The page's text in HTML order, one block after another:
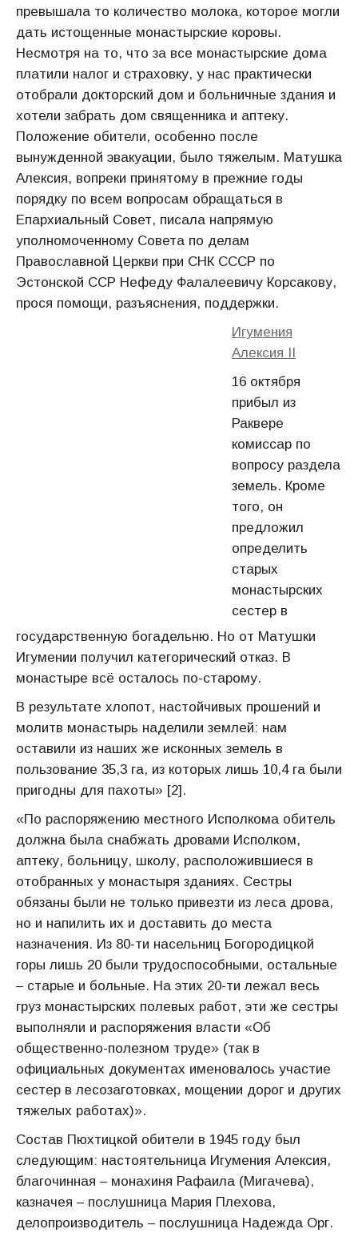
превышала то количество молока, которое могли
дать истощенные монастырские коровы.
Несмотря на то, что за все монастырские дома
платили налог и страховку, у нас практически
отобрали докторский дом и больничные здания и
хотели забрать дом священника и аптеку.
Положение обители, особенно после
вынужденной эвакуации, было тяжелым. Матушка
Алексия, вопреки принятому в прежние годы
порядку по всем вопросам обращаться в
Епархиальный Совет, писала напрямую
уполномоченному Совета по делам
Православной Церкви при СНК СССР по
Эстонской ССР Нефеду Фалалеевичу Корсакову,
прося помощи, разъяснения, поддержки.
Игумения
Алексия II
16 октября
прибыл из
Раквере
комиссар по
вопросу раздела
земель. Кроме
того, он
предложил
определить
старых
монастырских
сестер в
государственную богадельню. Но от Матушки
Игумении получил категорический отказ. В
монастыре всё осталось по-старому.
В результате хлопот, настойчивых прошений и
молитв монастырь наделили землей: нам
оставили из наших же исконных земель в
пользование 35,3 га, из которых лишь 10,4 га были
пригодны для пахоты» [2].
«По распоряжению местного Исполкома обитель
должна была снабжать дровами Исполком,
аптеку, больницу, школу, расположившиеся в
отобранных у монастыря зданиях. Сестры
обязаны были не только привезти из леса дрова,
но и напилить их и доставить до места
назначения. Из 80-ти насельниц Богородицкой
горы лишь 20 были трудоспособными, остальные
– старые и больные. На этих 20-ти лежал весь
груз монастырских полевых работ, эти же сестры
выполняли и распоряжения власти «Об
общественно-полезном труде» (так в
официальных документах именовалось участие
сестер в лесозаготовках, мощении дорог и других
тяжелых работах)».
Состав Пюхтицкой обители в 1945 году был
следующим: настоятельница Игумения Алексия,
благочинная – монахиня Рафаила (Мигачева),
казначея – послушница Мария Плехова,
делопроизводитель – послушница Надежда Орг.